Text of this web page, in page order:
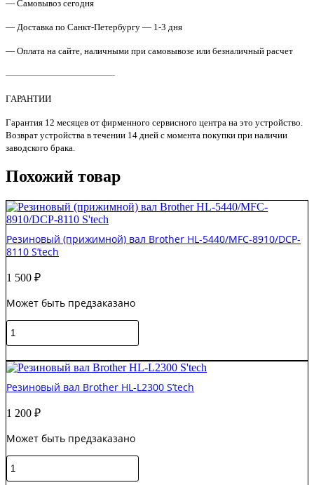
— Самовывоз сегодня
— Доставка по Санкт-Петербургу — 1-3 дня
— Оплата на сайте, наличными при самовывозе или безналичный расчет
————————————
ГАРАНТИИ
Гарантия 12 месяцев от фирменного сервисного центра на это устройство.
Возврат устройства в течении 14 дней с момента покупки при наличии
заводского брака.
Похожий товар
Резиновый (прижимной) вал Brother HL-5440/MFC-8910/DCP-
8110 S’tech
1 500 ₽
Может быть предзаказано
Количество
товара
(прижимной)
вал
Brother
5440/MFC-
8110
Резиновый вал Brother HL-L2300 S’tech
1 200 ₽
Может быть предзаказано
Количество
товара